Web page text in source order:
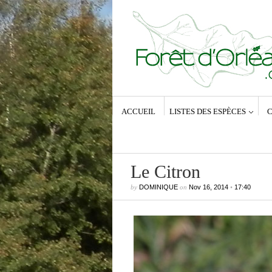
Commentaires récents
1761) – La Coquette
Anne-Lyse MESSAGERdans
pyrina (Linné, 1761) – La Coquette
Dominiquedans
1761) – La Coquette
ACCUEIL LISTES DES ESPÈCES
Le Citron
by DOMINIQUEon Nov 16, 2014• 17:40